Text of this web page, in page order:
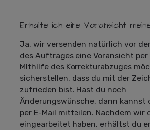
Erhalte ich eine Voransicht
Ja, wir versenden natürlich vor
des Auftrages eine Voransicht per
Mithilfe des Korrekturabzuges
sicherstellen, dass du mit der
zufrieden bist. Hast du noch
Änderungswünsche, dann kannst
per E-Mail mitteilen. Nachdem wir
eingearbeitet haben, erhältst du